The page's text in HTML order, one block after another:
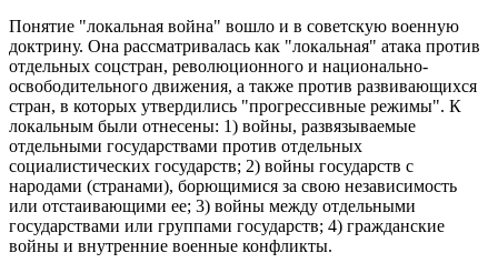
Понятие "локальная война" вошло и в советскую военную
доктрину. Она рассматривалась как "локальная" атака против
отдельных соцстран, революционного и национально-
освободительного движения, а также против развивающихся
стран, в которых утвердились "прогрессивные режимы". К
локальным были отнесены: 1) войны, развязываемые
отдельными государствами против отдельных
социалистических государств; 2) войны государств с
народами (странами), борющимися за свою независимость
или отстаивающими ее; 3) войны между отдельными
государствами или группами государств; 4) гражданские
войны и внутренние военные конфликты.